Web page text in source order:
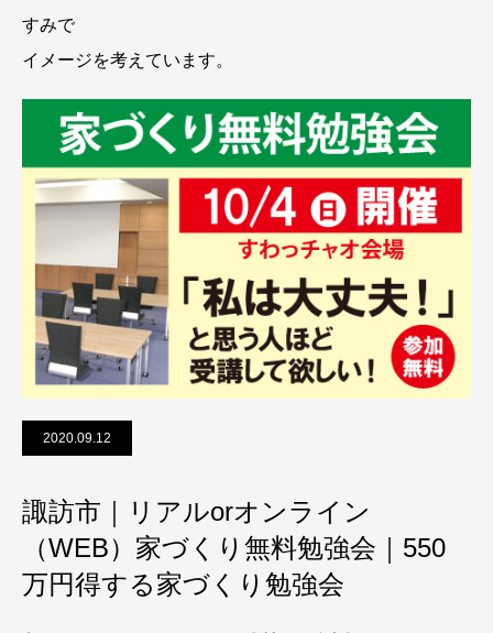
すみで
イメージを考えています。
2020.09.12
諏訪市｜リアルorオンライン
（WEB）家づくり無料勉強会｜550
万円得する家づくり勉強会